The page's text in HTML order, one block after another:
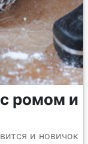
ромом и
и новичок